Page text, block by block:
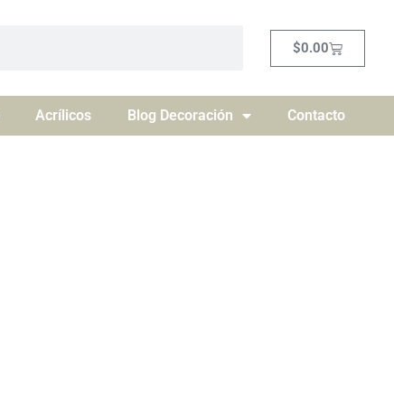
$0.00Carrito
Acrílicos Blog Decoración Contacto